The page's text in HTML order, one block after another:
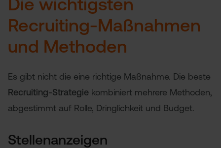
Die wichtigsten
Recruiting-Maßnahmen
und Methoden
Es gibt nicht die eine richtige Maßnahme. Die beste
Recruiting-Strategie kombiniert mehrere Methoden,
abgestimmt auf Rolle, Dringlichkeit und Budget.
Stellenanzeigen